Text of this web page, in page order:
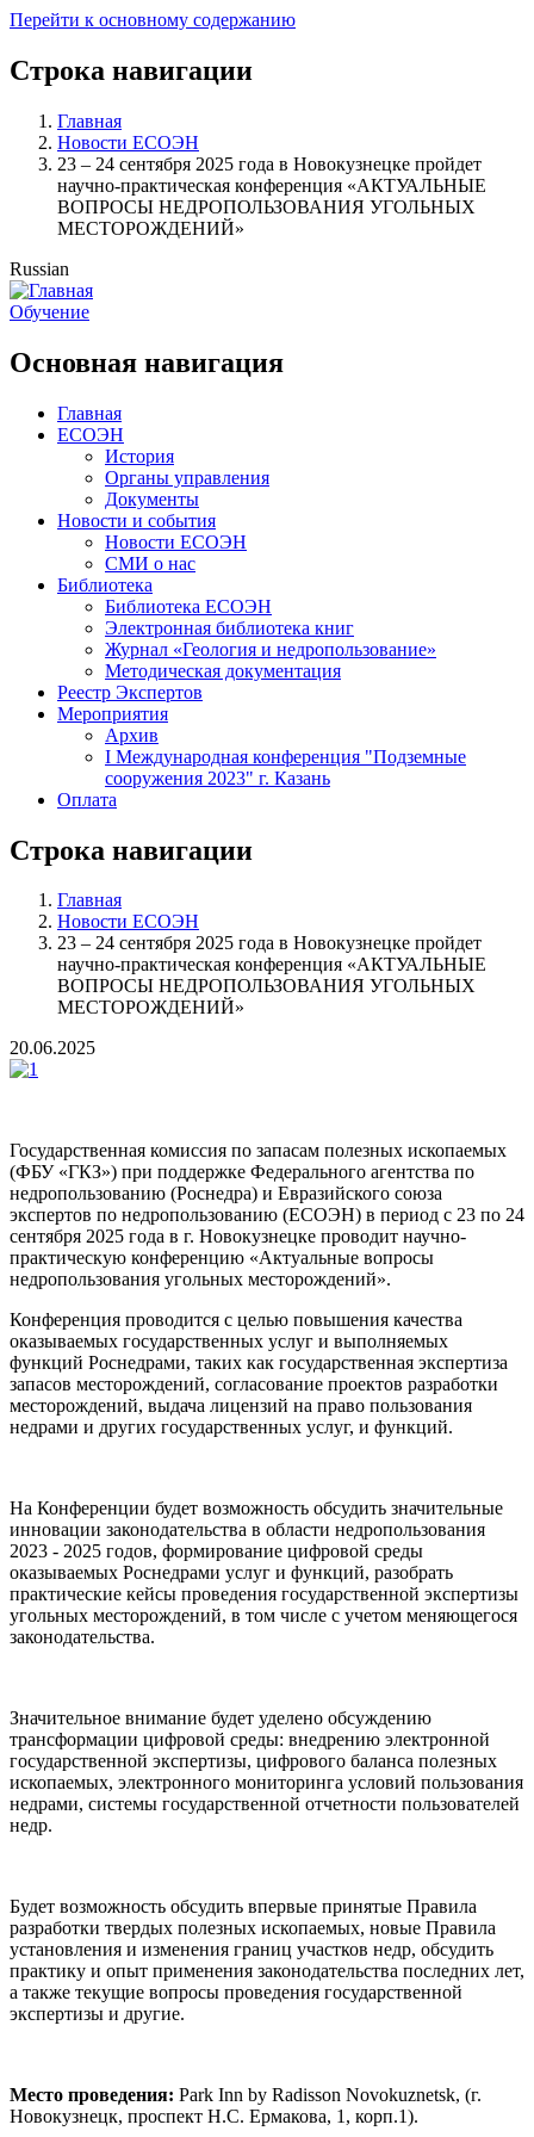
Перейти к основному содержанию
Строка навигации
Главная
Новости ЕСОЭН
23 – 24 сентября 2025 года в Новокузнецке пройдет
научно-практическая конференция «АКТУАЛЬНЫЕ
ВОПРОСЫ НЕДРОПОЛЬЗОВАНИЯ УГОЛЬНЫХ
МЕСТОРОЖДЕНИЙ»
Russian
Обучение
Основная навигация
Главная
ЕСОЭН
История
Органы управления
Документы
Новости и события
Новости ЕСОЭН
СМИ о нас
Библиотека
Библиотека ЕСОЭН
Электронная библиотека книг
Журнал «Геология и недропользование»
Методическая документация
Реестр Экспертов
Мероприятия
Архив
I Международная конференция "Подземные
сооружения 2023" г. Казань
Оплата
Строка навигации
Главная
Новости ЕСОЭН
23 – 24 сентября 2025 года в Новокузнецке пройдет
научно-практическая конференция «АКТУАЛЬНЫЕ
ВОПРОСЫ НЕДРОПОЛЬЗОВАНИЯ УГОЛЬНЫХ
МЕСТОРОЖДЕНИЙ»
20.06.2025
Государственная комиссия по запасам полезных ископаемых
(ФБУ «ГКЗ») при поддержке Федерального агентства по
недропользованию (Роснедра) и Евразийского союза
экспертов по недропользованию (ЕСОЭН) в период с 23 по 24
сентября 2025 года в г. Новокузнецке проводит научно-
практическую конференцию «Актуальные вопросы
недропользования угольных месторождений».
Конференция проводится с целью повышения качества
оказываемых государственных услуг и выполняемых
функций Роснедрами, таких как государственная экспертиза
запасов месторождений, согласование проектов разработки
месторождений, выдача лицензий на право пользования
недрами и других государственных услуг, и функций.
На Конференции будет возможность обсудить значительные
инновации законодательства в области недропользования
2023 - 2025 годов, формирование цифровой среды
оказываемых Роснедрами услуг и функций, разобрать
практические кейсы проведения государственной экспертизы
угольных месторождений, в том числе с учетом меняющегося
законодательства.
Значительное внимание будет уделено обсуждению
трансформации цифровой среды: внедрению электронной
государственной экспертизы, цифрового баланса полезных
ископаемых, электронного мониторинга условий пользования
недрами, системы государственной отчетности пользователей
недр.
Будет возможность обсудить впервые принятые Правила
разработки твердых полезных ископаемых, новые Правила
установления и изменения границ участков недр, обсудить
практику и опыт применения законодательства последних лет,
а также текущие вопросы проведения государственной
экспертизы и другие.
Место проведения: Park Inn by Radisson Novokuznetsk, (г.
Новокузнецк, проспект Н.С. Ермакова, 1, корп.1).